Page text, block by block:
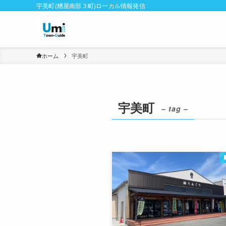
宇美町(糟屋南部３町)ローカル情報発信
ホーム 宇美町
宇美町 – tag –